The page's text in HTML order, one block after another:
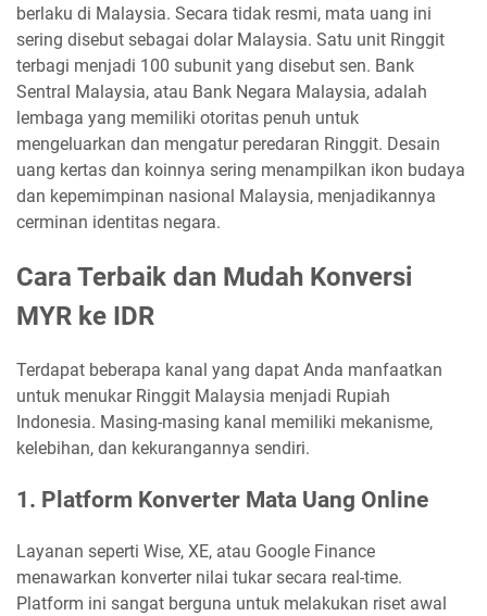
berlaku di Malaysia. Secara tidak resmi, mata uang ini
sering disebut sebagai dolar Malaysia. Satu unit Ringgit
terbagi menjadi 100 subunit yang disebut sen. Bank
Sentral Malaysia, atau Bank Negara Malaysia, adalah
lembaga yang memiliki otoritas penuh untuk
mengeluarkan dan mengatur peredaran Ringgit. Desain
uang kertas dan koinnya sering menampilkan ikon budaya
dan kepemimpinan nasional Malaysia, menjadikannya
cerminan identitas negara.
Cara Terbaik dan Mudah Konversi
MYR ke IDR
Terdapat beberapa kanal yang dapat Anda manfaatkan
untuk menukar Ringgit Malaysia menjadi Rupiah
Indonesia. Masing-masing kanal memiliki mekanisme,
kelebihan, dan kekurangannya sendiri.
1. Platform Konverter Mata Uang Online
Layanan seperti Wise, XE, atau Google Finance
menawarkan konverter nilai tukar secara real-time.
Platform ini sangat berguna untuk melakukan riset awal